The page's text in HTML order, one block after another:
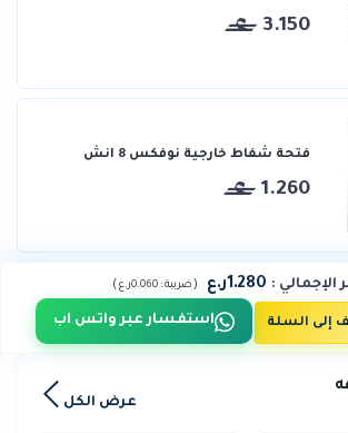
3.150
فتحة شفاط خارجية نوفكس 8 انش
1.260
الإجمالي : 1.280ر.ع ( ضريبة :0.060ر.ع )
إلى السلة استفسار عبر واتس اب
عرض الكل